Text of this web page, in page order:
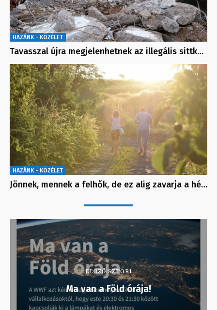
HAZÁNK - KÖZÉLET
Tavasszal újra megjelenhetnek az illegális sittk…
HAZÁNK - KÖZÉLET
Jönnek, mennek a felhők, de ez alig zavarja a hé…
ELŐZŐ SZTORI
Ma van a Föld órája!